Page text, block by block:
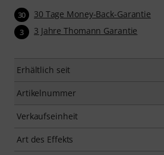
30 30 Tage Money-Back-Garantie
3 3 Jahre Thomann Garantie
Erhältlich seit
Artikelnummer
Verkaufseinheit
Art des Effekts